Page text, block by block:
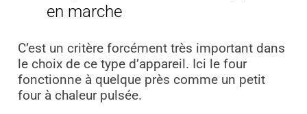
en marche
C’est un critère forcément très important dans
le choix de ce type d’appareil. Ici le four
fonctionne à quelque près comme un petit
four à chaleur pulsée.